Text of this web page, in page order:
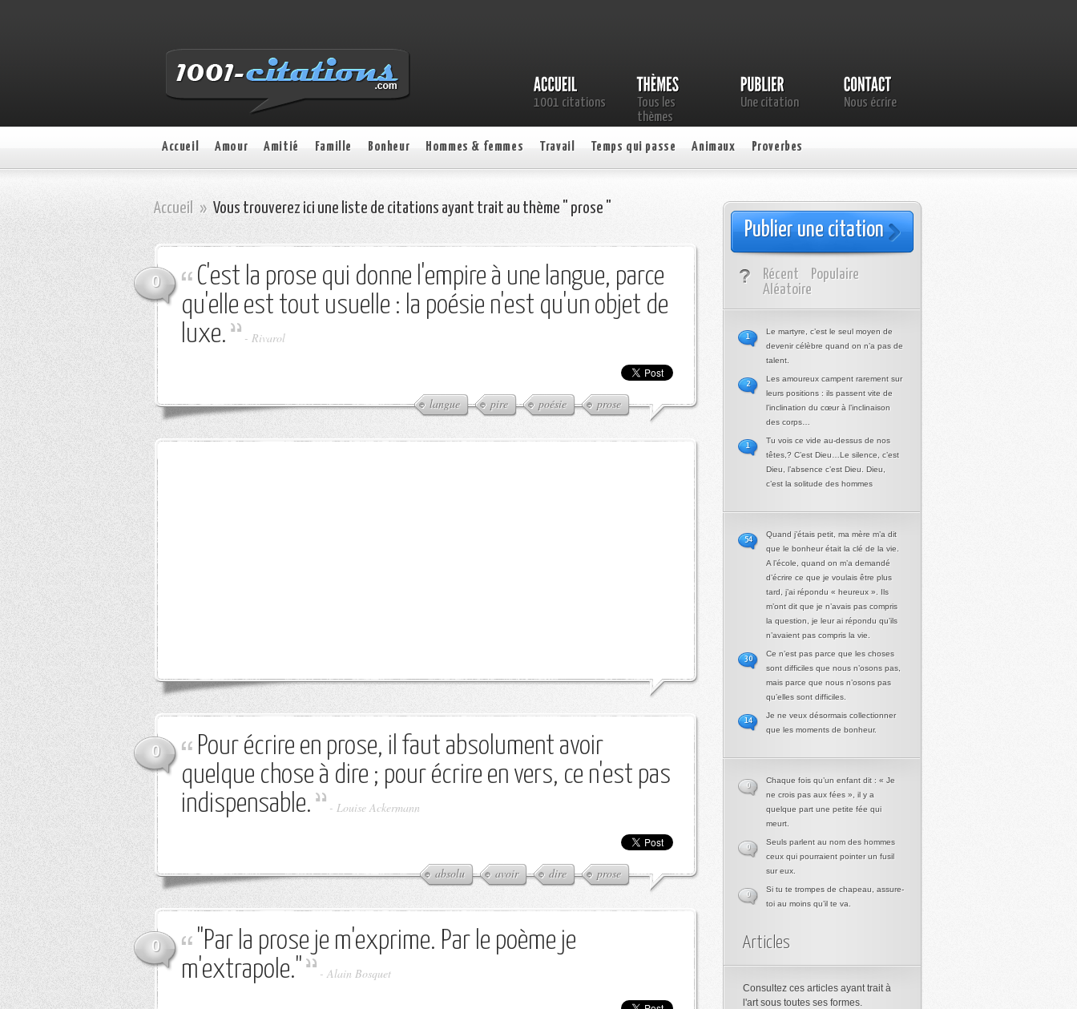
1001 citations
Tous les
thèmes
Une citation Nous écrire
Accueil Amour Amitié Famille Bonheur Hommes & femmes Travail Temps qui passe Animaux Proverbes
Accueil » Vous trouverez ici une liste de citations ayant trait au thème " prose "
0
C'est la prose qui donne l'empire à une langue, parce
qu'elle est tout usuelle : la poésie n'est qu'un objet de
luxe.
- Rivarol
langue pire poésie prose
0
Pour écrire en prose, il faut absolument avoir
quelque chose à dire ; pour écrire en vers, ce n'est pas
indispensable.
- Louise Ackermann
absolu avoir dire prose
0
"Par la prose je m'exprime. Par le poème je
m'extrapole."
- Alain Bosquet
Publier une citation
Récent
Populaire
Aléatoire
Le martyre, c’est le seul moyen de
devenir célèbre quand on n’a pas de
talent.
1
Les amoureux campent rarement sur
leurs positions : ils passent vite de
l’inclination du cœur à l’inclinaison
des corps…
2
Tu vois ce vide au-dessus de nos
têtes,? C’est Dieu…Le silence, c’est
Dieu, l’absence c’est Dieu. Dieu,
c’est la solitude des hommes
1
Quand j’étais petit, ma mère m’a dit
que le bonheur était la clé de la vie.
A l’école, quand on m’a demandé
d’écrire ce que je voulais être plus
tard, j’ai répondu « heureux ». Ils
m’ont dit que je n’avais pas compris
la question, je leur ai répondu qu’ils
n’avaient pas compris la vie.
54
Ce n’est pas parce que les choses
sont difficiles que nous n’osons pas,
mais parce que nous n’osons pas
qu’elles sont difficiles.
30
Je ne veux désormais collectionner
que les moments de bonheur.
14
Chaque fois qu’un enfant dit : « Je
ne crois pas aux fées », il y a
quelque part une petite fée qui
meurt.
0
Seuls parlent au nom des hommes
ceux qui pourraient pointer un fusil
sur eux.
0
Si tu te trompes de chapeau, assure-
toi au moins qu’il te va.
0
Articles
Consultez ces articles ayant trait à
l'art sous toutes ses formes.